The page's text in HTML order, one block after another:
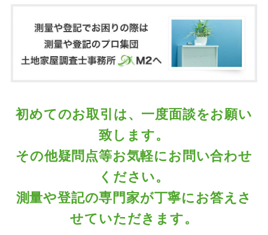
初めてのお取引は、一度面談をお願い
致します。
その他疑問点等お気軽にお問い合わせ
ください。
測量や登記の専門家が丁寧にお答えさ
せていただきます。